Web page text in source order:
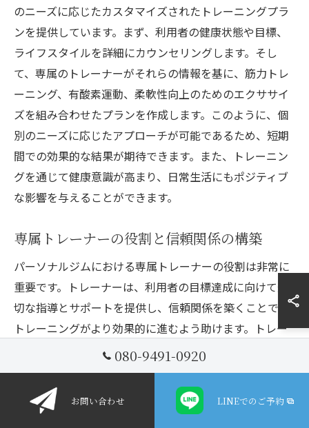
のニーズに応じたカスタマイズされたトレーニングプラ
ンを提供しています。まず、利用者の健康状態や目標、
ライフスタイルを詳細にカウンセリングします。そし
て、専属のトレーナーがそれらの情報を基に、筋力トレ
ーニング、有酸素運動、柔軟性向上のためのエクササイ
ズを組み合わせたプランを作成します。このように、個
別のニーズに応じたアプローチが可能であるため、短期
間での効果的な結果が期待できます。また、トレーニン
グを通じて健康意識が高まり、日常生活にもポジティブ
な影響を与えることができます。
専属トレーナーの役割と信頼関係の構築
パーソナルジムにおける専属トレーナーの役割は非常に
重要です。トレーナーは、利用者の目標達成に向けて適
切な指導とサポートを提供し、信頼関係を築くことで、
トレーニングがより効果的に進むよう助けます。トレー
ナーとのコミュニケーションにより、利用者は自身の健
康状態やトレーニングの進捗について安心して相談する
ことができ、これが継続的なモチベーションの維持にも
つながります。信頼関係があることで、利用者はさらに
080-9491-0920
お問い合わせ LINEでのご予約